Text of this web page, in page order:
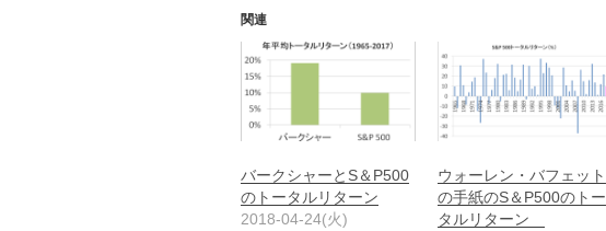
関連
バークシャーとS＆P500
のトータルリターン
2018-04-24(火)
ウォーレン・バフェット
の手紙のS＆P500のトー
タルリターン